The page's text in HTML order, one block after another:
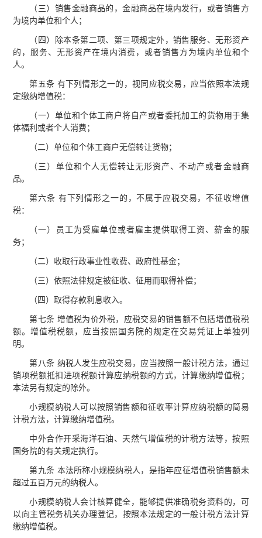
（三）销售金融商品的，金融商品在境内发行，或者销售方
为境内单位和个人；
（四）除本条第二项、第三项规定外，销售服务、无形资产
的，服务、无形资产在境内消费，或者销售方为境内单位和个
人。
第五条 有下列情形之一的，视同应税交易，应当依照本法规
定缴纳增值税：
（一）单位和个体工商户将自产或者委托加工的货物用于集
体福利或者个人消费；
（二）单位和个体工商户无偿转让货物；
（三）单位和个人无偿转让无形资产、不动产或者金融商
品。
第六条 有下列情形之一的，不属于应税交易，不征收增值
税：
（一）员工为受雇单位或者雇主提供取得工资、薪金的服
务；
（二）收取行政事业性收费、政府性基金；
（三）依照法律规定被征收、征用而取得补偿；
（四）取得存款利息收入。
第七条 增值税为价外税，应税交易的销售额不包括增值税税
额。增值税税额，应当按照国务院的规定在交易凭证上单独列
明。
第八条 纳税人发生应税交易，应当按照一般计税方法，通过
销项税额抵扣进项税额计算应纳税额的方式，计算缴纳增值税；
本法另有规定的除外。
小规模纳税人可以按照销售额和征收率计算应纳税额的简易
计税方法，计算缴纳增值税。
中外合作开采海洋石油、天然气增值税的计税方法等，按照
国务院的有关规定执行。
第九条 本法所称小规模纳税人，是指年应征增值税销售额未
超过五百万元的纳税人。
小规模纳税人会计核算健全，能够提供准确税务资料的，可
以向主管税务机关办理登记，按照本法规定的一般计税方法计算
缴纳增值税。